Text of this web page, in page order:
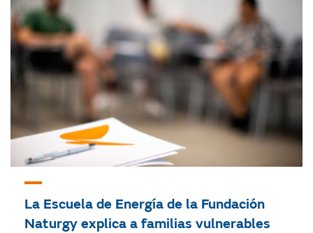
La Escuela de Energía de la Fundación
Naturgy explica a familias vulnerables